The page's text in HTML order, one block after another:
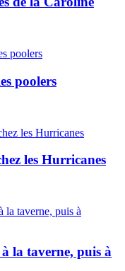
poolers
les Hurricanes
la taverne, puis à